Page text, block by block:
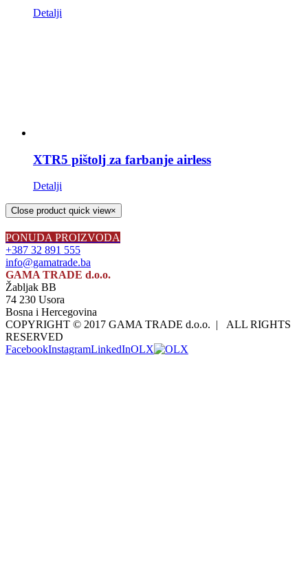
Detalji
XTR5 pištolj za farbanje airless
Detalji
Close product quick view×
PONUDA PROIZVODA
+387 32 891 555
info@gamatrade.ba
GAMA TRADE d.o.o.
Žabljak BB
74 230 Usora
Bosna i Hercegovina
COPYRIGHT © 2017 GAMA TRADE d.o.o. | ALL RIGHTS
RESERVED
FacebookInstagramLinkedInOLX